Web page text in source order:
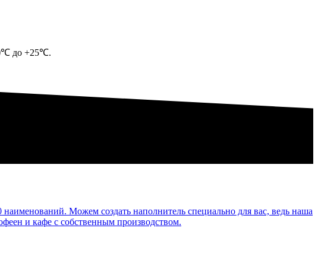
0℃ до +25℃.
Можем создать наполнитель специально для вас, ведь наша
и кафе с собственным производством.